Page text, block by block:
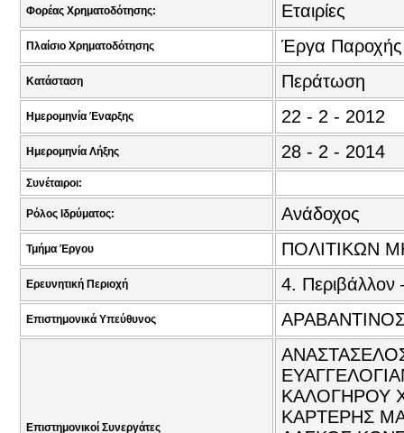
Φορέας Χρηματοδότησης: Εταιρίες
Πλαίσιο Χρηματοδότησης Έργα
Κατάσταση Περάτωση
Ημερομηνία Έναρξης 22 - 2 - 2012
Ημερομηνία Λήξης 28 - 2 - 2014
Συνέταιροι:
Ρόλος Ιδρύματος: Ανάδοχος
Τμήμα Έργου ΠΟΛΙΤΙΚΩΝ
Ερευνητική Περιοχή 4. Περιβάλλον
Επιστημονικά Υπεύθυνος
Επιστημονικοί Συνεργάτες
ΚΑΛΟΓΗΡΟΥ
ΚΑΡΤΕΡΗΣ